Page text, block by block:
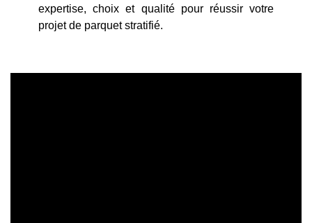
expertise, choix et qualité pour réussir votre
projet de parquet stratifié.